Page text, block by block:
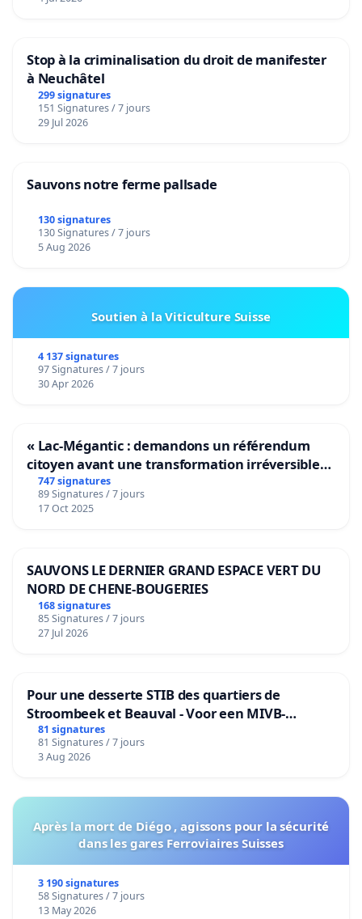
Stop à la criminalisation du droit de manifester
à Neuchâtel
299 signatures
151 Signatures / 7 jours
29 Jul 2026
Sauvons notre ferme pallsade
130 signatures
130 Signatures / 7 jours
5 Aug 2026
Soutien à la Viticulture Suisse
4 137 signatures
97 Signatures / 7 jours
30 Apr 2026
« Lac-Mégantic : demandons un référendum
citoyen avant une transformation irréversible
de notre territoire »
747 signatures
89 Signatures / 7 jours
17 Oct 2025
SAUVONS LE DERNIER GRAND ESPACE VERT DU
NORD DE CHENE-BOUGERIES
168 signatures
85 Signatures / 7 jours
27 Jul 2026
Pour une desserte STIB des quartiers de
Stroombeek et Beauval - Voor een MIVB-
bediening van de wijken Strombeek en Het
Voor
81 signatures
81 Signatures / 7 jours
3 Aug 2026
Après la mort de Diégo , agissons pour la sécurité
dans les gares Ferroviaires Suisses
3 190 signatures
58 Signatures / 7 jours
13 May 2026